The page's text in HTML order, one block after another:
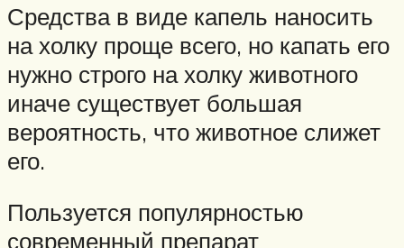
Средства в виде капель наносить
на холку проще всего, но капать его
нужно строго на холку животного
иначе существует большая
вероятность, что животное слижет
его.
Пользуется популярностью
современный препарат